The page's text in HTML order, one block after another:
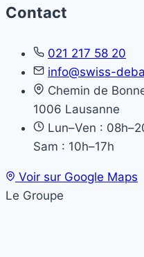
Contact
021 217 58 20
info@swiss-
Chemin de
1006 Lausanne
Lun–Ven :
Sam : 10h–17h
Voir sur Google Maps
Le Groupe